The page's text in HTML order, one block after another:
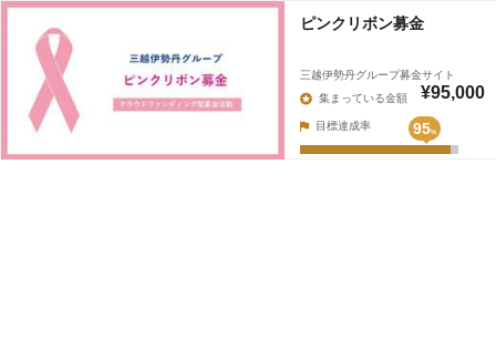
ピンクリボン募金
三越伊勢丹グループ募金サイト
集まっている金額
¥95,000
目標達成率 95%